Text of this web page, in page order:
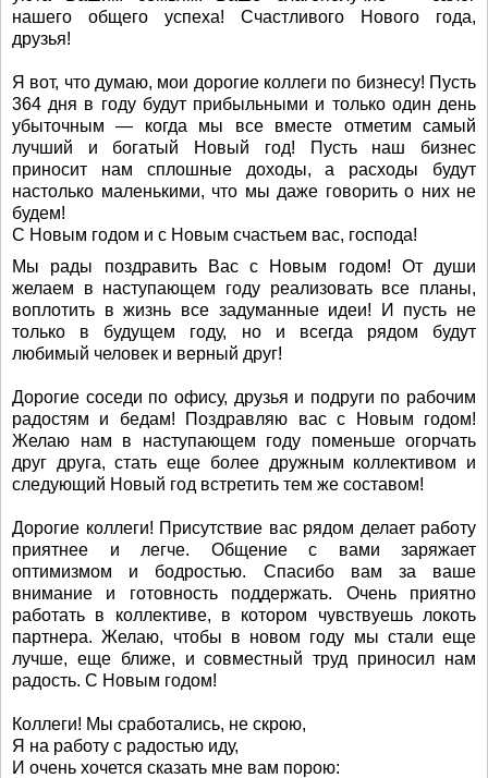
нашего общего успеха! Счастливого Нового года,
друзья!
Я вот, что думаю, мои дорогие коллеги по бизнесу! Пусть
364 дня в году будут прибыльными и только один день
убыточным — когда мы все вместе отметим самый
лучший и богатый Новый год! Пусть наш бизнес
приносит нам сплошные доходы, а расходы будут
настолько маленькими, что мы даже говорить о них не
будем!
С Новым годом и с Новым счастьем вас, господа!
Мы рады поздравить Вас с Новым годом! От души
желаем в наступающем году реализовать все планы,
воплотить в жизнь все задуманные идеи! И пусть не
только в будущем году, но и всегда рядом будут
любимый человек и верный друг!
Дорогие соседи по офису, друзья и подруги по рабочим
радостям и бедам! Поздравляю вас с Новым годом!
Желаю нам в наступающем году поменьше огорчать
друг друга, стать еще более дружным коллективом и
следующий Новый год встретить тем же составом!
Дорогие коллеги! Присутствие вас рядом делает работу
приятнее и легче. Общение с вами заряжает
оптимизмом и бодростью. Спасибо вам за ваше
внимание и готовность поддержать. Очень приятно
работать в коллективе, в котором чувствуешь локоть
партнера. Желаю, чтобы в новом году мы стали еще
лучше, еще ближе, и совместный труд приносил нам
радость. С Новым годом!
Коллеги! Мы сработались, не скрою,
Я на работу с радостью иду,
И очень хочется сказать мне вам порою: